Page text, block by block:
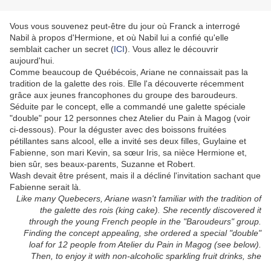
Vous vous souvenez peut-être du jour où Franck a interrogé
Nabil à propos d'Hermione, et où Nabil lui a confié qu'elle
semblait cacher un secret (ICI). Vous allez le découvrir
aujourd'hui.
Comme beaucoup de Québécois, Ariane ne connaissait pas la
tradition de la galette des rois. Elle l'a découverte récemment
grâce aux jeunes francophones du groupe des baroudeurs.
Séduite par le concept, elle a commandé une galette spéciale
"double" pour 12 personnes chez Atelier du Pain à Magog (voir
ci-dessous). Pour la déguster avec des boissons fruitées
pétillantes sans alcool, elle a invité ses deux filles, Guylaine et
Fabienne, son mari Kevin, sa sœur Iris, sa nièce Hermione et,
bien sûr, ses beaux-parents, Suzanne et Robert.
Wash devait être présent, mais il a décliné l'invitation sachant que
Fabienne serait là.
Like many Quebecers, Ariane wasn't familiar with the tradition of
the galette des rois (king cake). She recently discovered it
through the young French people in the "Baroudeurs" group.
Finding the concept appealing, she ordered a special "double"
loaf for 12 people from Atelier du Pain in Magog (see below).
Then, to enjoy it with non-alcoholic sparkling fruit drinks, she